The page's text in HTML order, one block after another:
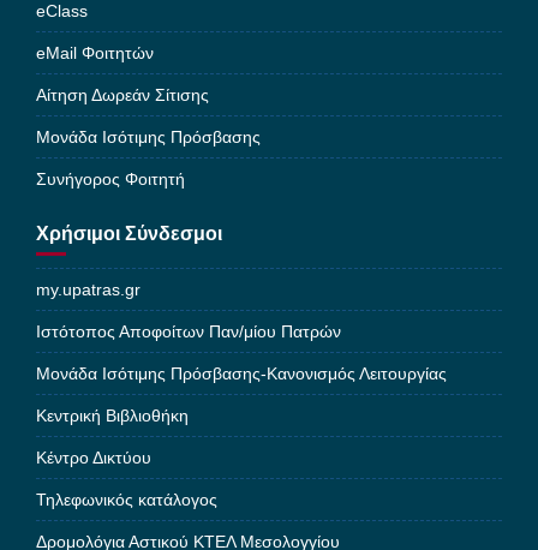
eClass
eMail Φοιτητών
Αίτηση Δωρεάν Σίτισης
Μονάδα Ισότιμης Πρόσβασης
Συνήγορος Φοιτητή
Χρήσιμοι Σύνδεσμοι
my.upatras.gr
Ιστότοπος Αποφοίτων Παν/μίου Πατρών
Μονάδα Ισότιμης Πρόσβασης-Κανονισμός Λειτουργίας
Κεντρική Βιβλιοθήκη
Κέντρο Δικτύου
Τηλεφωνικός κατάλογος
Δρομολόγια Αστικού ΚΤΕΛ Μεσολογγίου